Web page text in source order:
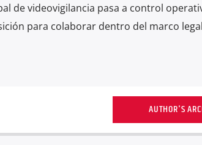
de videovigilancia pasa a control
para colaborar dentro del marco
AUTHOR'S